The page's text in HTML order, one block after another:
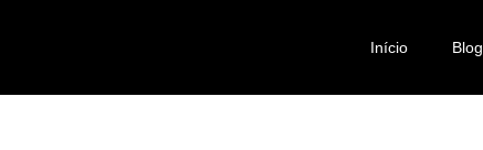
Início Blog